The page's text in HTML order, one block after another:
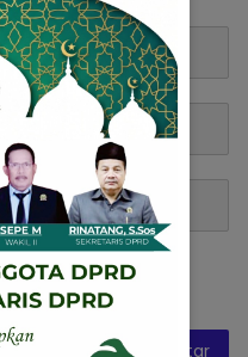
web saya pada
saya berikutnya.